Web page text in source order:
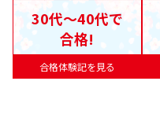
合格体験記を見る
30代〜40代で
合格!